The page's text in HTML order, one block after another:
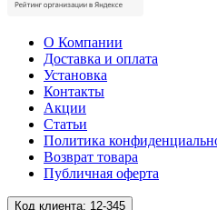
О Компании
Доставка и оплата
Установка
Контакты
Акции
Статьи
Политика
Возврат товара
Публичная оферта
Код клиента: 12-345